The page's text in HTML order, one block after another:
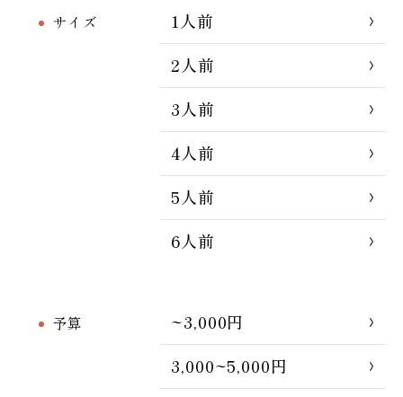
サイズ
1人前
2人前
3人前
4人前
5人前
6人前
予算
~3,000円
3,000~5,000円